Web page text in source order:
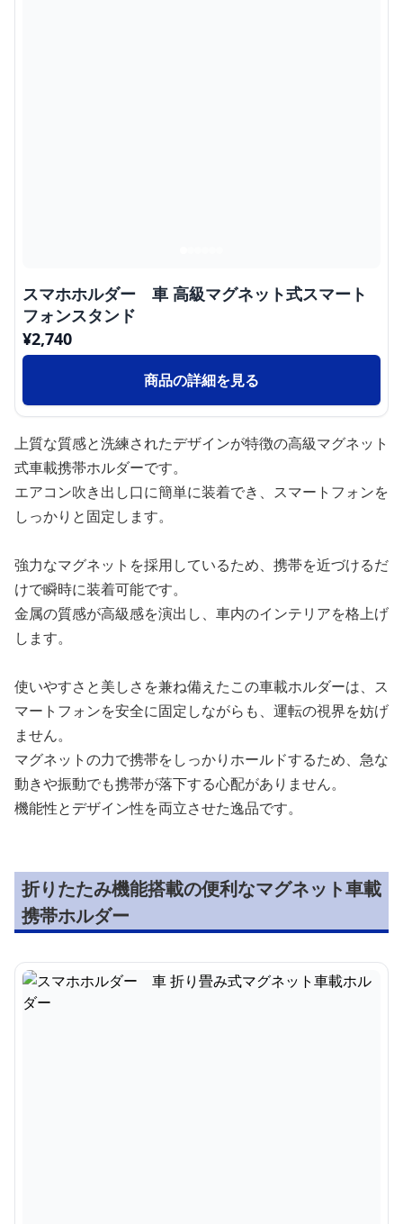
スマホホルダー 車 高級マグネット式スマート
フォンスタンド
¥2,740
商品の詳細を見る
上質な質感と洗練されたデザインが特徴の高級マグネット
式車載携帯ホルダーです。
エアコン吹き出し口に簡単に装着でき、スマートフォンを
しっかりと固定します。
強力なマグネットを採用しているため、携帯を近づけるだ
けで瞬時に装着可能です。
金属の質感が高級感を演出し、車内のインテリアを格上げ
します。
使いやすさと美しさを兼ね備えたこの車載ホルダーは、ス
マートフォンを安全に固定しながらも、運転の視界を妨げ
ません。
マグネットの力で携帯をしっかりホールドするため、急な
動きや振動でも携帯が落下する心配がありません。
機能性とデザイン性を両立させた逸品です。
折りたたみ機能搭載の便利なマグネット車載
携帯ホルダー